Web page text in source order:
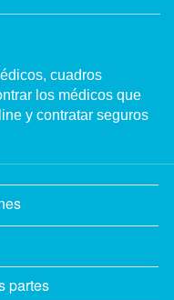
cuadros
los médicos que
y contratar seguros
partes